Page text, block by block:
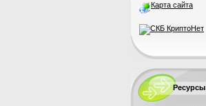
Карта сайта
Ресурсы